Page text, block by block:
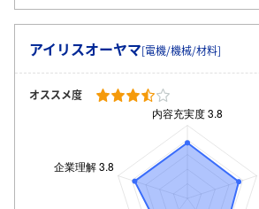
アイリスオーヤマ[電機/機械/材料]
オススメ度